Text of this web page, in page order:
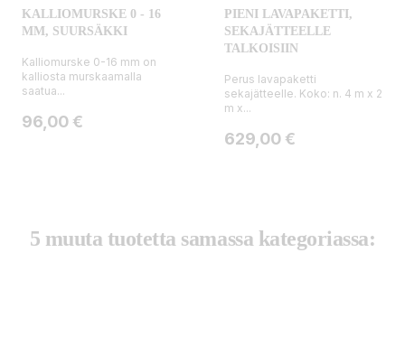
KALLIOMURSKE 0 - 16
MM, SUURSÄKKI
Kalliomurske 0-16 mm on
kalliosta murskaamalla
saatua...
Hinta
96,00 €
PIENI LAVAPAKETTI,
SEKAJÄTTEELLE
TALKOISIIN
Perus lavapaketti
sekajätteelle. Koko: n. 4 m x 2
m x...
Hinta
629,00 €
5 muuta tuotetta samassa kategoriassa: